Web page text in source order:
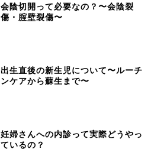
会陰切開って必要なの？〜会陰裂
傷・腟壁裂傷〜
出生直後の新生児について〜ルーチ
ンケアから蘇生まで〜
妊婦さんへの内診って実際どうやっ
ているの？